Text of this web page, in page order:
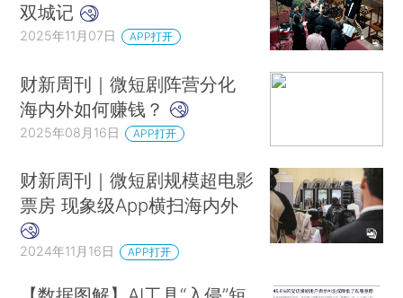
双城记
2025年11月07日 APP打开
财新周刊｜微短剧阵营分化
海内外如何赚钱？
2025年08月16日 APP打开
财新周刊｜微短剧规模超电影
票房 现象级App横扫海内外
2024年11月16日 APP打开